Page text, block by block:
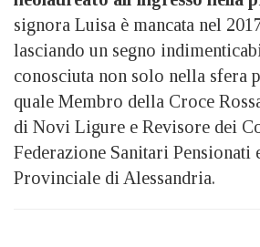
signora Luisa è mancata nel
lasciando un segno
conosciuta non solo nella sfera
quale Membro della Croce
di Novi Ligure e Revisore dei
Federazione Sanitari Pensionati
Provinciale di Alessandria.